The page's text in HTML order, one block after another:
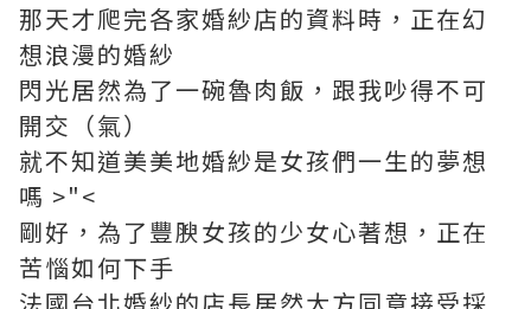
那天才爬完各家婚紗店的資料時，正在幻
想浪漫的婚紗
閃光居然為了一碗魯肉飯，跟我吵得不可
開交（氣）
就不知道美美地婚紗是女孩們一生的夢想
嗎 >"<
剛好，為了豐腴女孩的少女心著想，正在
苦惱如何下手